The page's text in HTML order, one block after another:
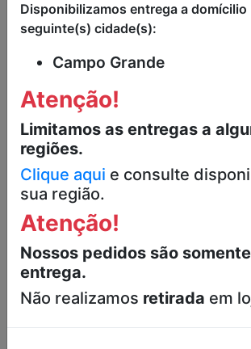
RAÇÃO GATOS
CASTRADOS
1KG
RAÇÃO PREMIUM PARA
CASTRADOS FOSTER
-
-
INDISPONÍVEL
Disponibilizamos entrega a domícilio
seguinte(s) cidade(s):
Campo Grande
Atenção!
Limitamos as entregas a
regiões.
Clique aqui e consulte
sua região.
Atenção!
Nossos pedidos são
entrega.
Não realizamos retirada em